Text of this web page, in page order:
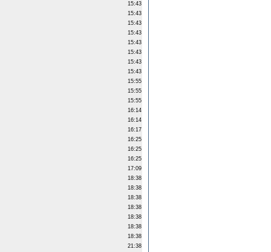
15:43
15:43
15:43
15:43
15:43
15:43
15:43
15:43
15:55
15:55
15:55
16:14
16:14
16:17
16:25
16:25
16:25
17:09
18:38
18:38
18:38
18:38
18:38
18:38
18:38
21:38